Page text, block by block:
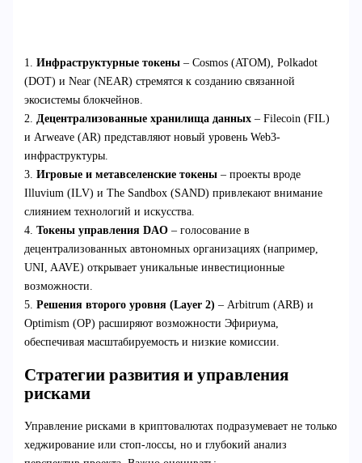
1. Инфраструктурные токены– Cosmos (ATOM), Polkadot
(DOT) и Near (NEAR) стремятся к созданию связанной
экосистемы блокчейнов.
2. Децентрализованные хранилища данных– Filecoin (FIL)
и Arweave (AR) представляют новый уровень Web3-
инфраструктуры.
3. Игровые и метавселенские токены– проекты вроде
Illuvium (ILV) и The Sandbox (SAND) привлекают внимание
слиянием технологий и искусства.
4. Токены управления DAO– голосование в
децентрализованных автономных организациях (например,
UNI, AAVE) открывает уникальные инвестиционные
возможности.
5. Решения второго уровня (Layer 2) – Arbitrum (ARB) и
Optimism (OP) расширяют возможности Эфириума,
обеспечивая масштабируемость и низкие комиссии.
Стратегии развития и управления
рисками
Управление рисками в криптовалютах подразумевает не только
хеджирование или стоп-лоссы, но и глубокий анализ